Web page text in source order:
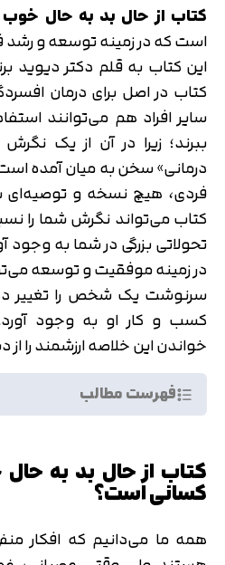
کتاب از حال بد به حال خوب
است که در زمینه توسعه و رشد
این کتاب به قلم دکتر دیوید
کتاب در اصل برای درمان
سایر افراد هم می‌توانند
ببرند؛ زیرا در آن از یک
درمانی» سخن به میان آمده
فردی، هیچ نسخه و توصیه‌ای
کتاب می‌تواند نگرش شما را
تحولاتی بزرگی در شما به
در زمینه موفقیت و توسعه
سرنوشت یک شخص را تغییر
کسب و کار او به وجود
خواندن این خلاصه ارزشمند را
فهرست مطالب
کتاب از حال بد به
کسانی است؟
همه ما می‌دانیم که افکار